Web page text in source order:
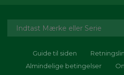
Guide til siden
Almindelige betingelser